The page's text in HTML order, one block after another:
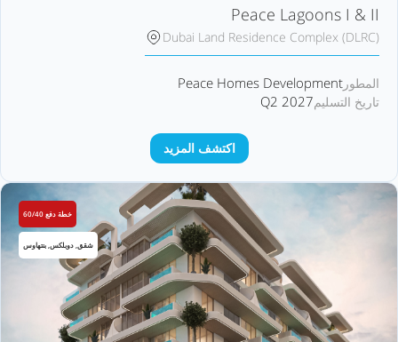
Peace Lagoons I & II
Dubai Land Residence Complex (DLRC)
المطور Peace Homes Development
تاريخ التسليمQ2 2027
اكتشف المزيد
خطة دفع 60/40
شقق, دوبلكس, بنتهاوس